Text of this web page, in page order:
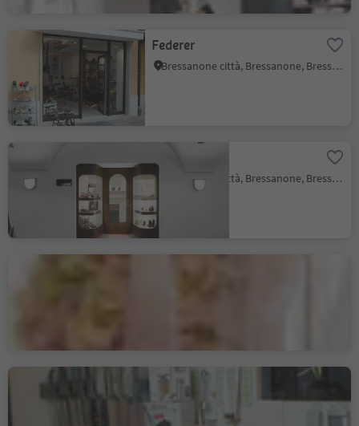
Federer
Bressanone città, Bressanone, Bressanone e dintorni
Bressanone città, Bressanone, Bressanone e dintorni
Janek 1912 Glas Art
M. Morocutti
Bressanone città, Bressanone, Bressanone e dintorni